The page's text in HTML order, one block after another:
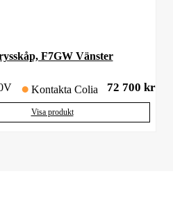
F7GW Vänster
Kontakta Colia 72 700 kr
Visa produkt